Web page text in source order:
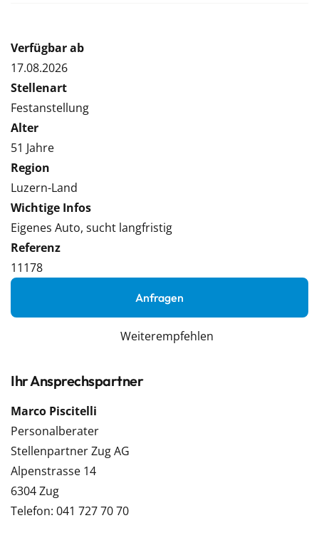
Verfügbar ab
17.08.2026
Stellenart
Festanstellung
Alter
51 Jahre
Region
Luzern-Land
Wichtige Infos
Eigenes Auto, sucht langfristig
Referenz
11178
Anfragen
Weiterempfehlen
Ihr Ansprechspartner
Marco Piscitelli
Personalberater
Stellenpartner Zug AG
Alpenstrasse 14
6304 Zug
Telefon: 041 727 70 70